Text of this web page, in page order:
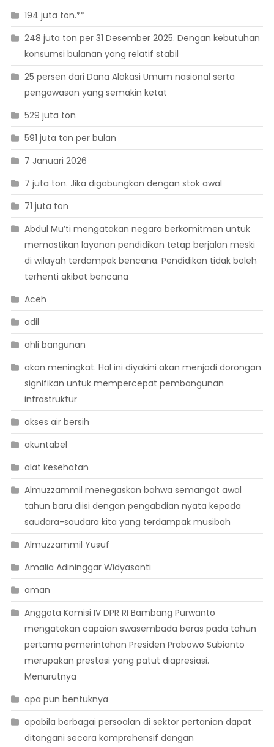
194 juta ton.**
248 juta ton per 31 Desember 2025. Dengan kebutuhan
konsumsi bulanan yang relatif stabil
25 persen dari Dana Alokasi Umum nasional serta
pengawasan yang semakin ketat
529 juta ton
591 juta ton per bulan
7 Januari 2026
7 juta ton. Jika digabungkan dengan stok awal
71 juta ton
Abdul Mu’ti mengatakan negara berkomitmen untuk
memastikan layanan pendidikan tetap berjalan meski
di wilayah terdampak bencana. Pendidikan tidak boleh
terhenti akibat bencana
Aceh
adil
ahli bangunan
akan meningkat. Hal ini diyakini akan menjadi dorongan
signifikan untuk mempercepat pembangunan
infrastruktur
akses air bersih
akuntabel
alat kesehatan
Almuzzammil menegaskan bahwa semangat awal
tahun baru diisi dengan pengabdian nyata kepada
saudara-saudara kita yang terdampak musibah
Almuzzammil Yusuf
Amalia Adininggar Widyasanti
aman
Anggota Komisi IV DPR RI Bambang Purwanto
mengatakan capaian swasembada beras pada tahun
pertama pemerintahan Presiden Prabowo Subianto
merupakan prestasi yang patut diapresiasi.
Menurutnya
apa pun bentuknya
apabila berbagai persoalan di sektor pertanian dapat
ditangani secara komprehensif dengan